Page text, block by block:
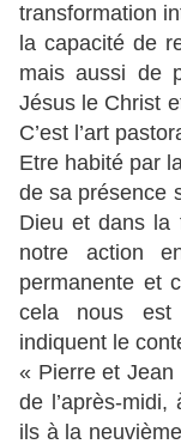
transformation
la capacité de
mais aussi de
Jésus le Christ
C’est l’art
Etre habité par
de sa présence
Dieu et dans la
notre action
permanente et
cela nous est
indiquent le
« Pierre et Jean
de l’après-
ils à la